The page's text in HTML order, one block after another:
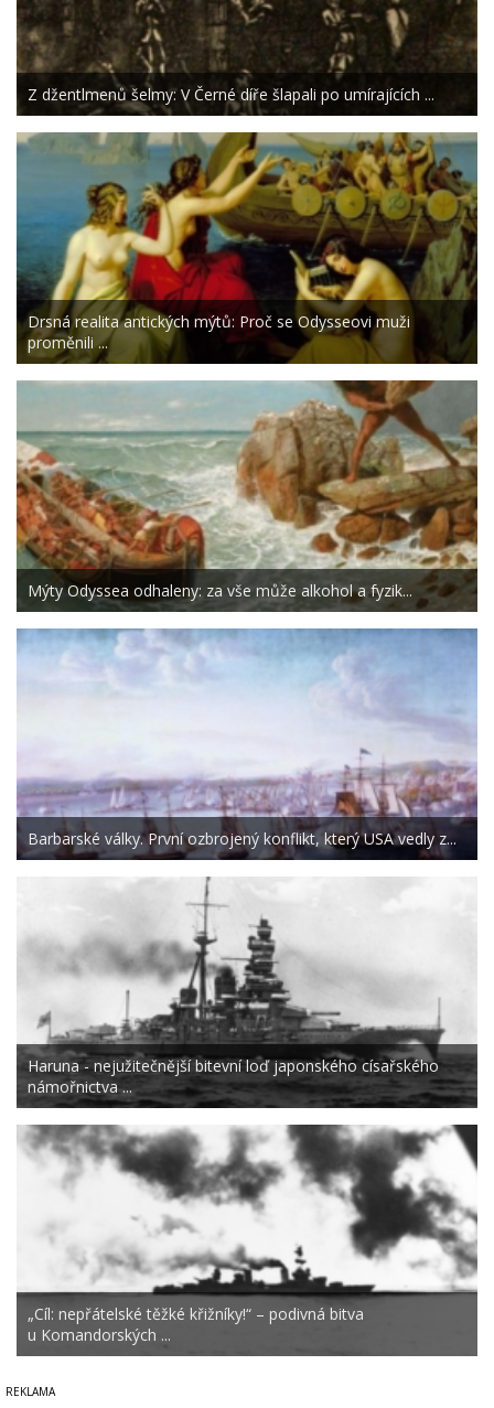
Z džentlmenů šelmy: V Černé díře šlapali po umírajících ...
Drsná realita antických mýtů: Proč se Odysseovi muži
proměnili ...
Mýty Odyssea odhaleny: za vše může alkohol a fyzik...
Barbarské války. První ozbrojený konflikt, který USA vedly z...
Haruna - nejužitečnější bitevní loď japonského císařského
námořnictva ...
„Cíl: nepřátelské těžké křižníky!“ – podivná bitva
u Komandorských ...